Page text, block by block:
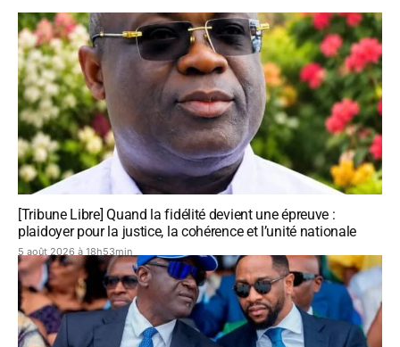
[Tribune Libre] Quand la fidélité devient une épreuve :
plaidoyer pour la justice, la cohérence et l’unité nationale
5 août 2026 à 18h53min